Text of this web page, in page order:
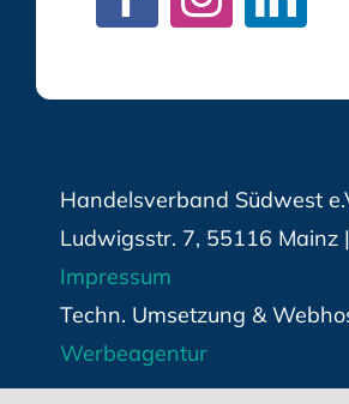
Handelsverband Südwest
Ludwigsstr. 7, 55116 Mainz |
Impressum
Techn. Umsetzung &
Werbeagentur